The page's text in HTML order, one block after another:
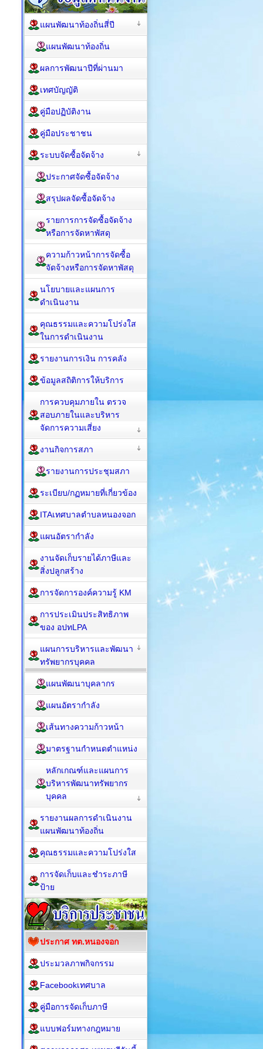
แผนพัฒนาท้องถิ่นสี่ปี
แผนพัฒนาท้องถิ่น
ผลการพัฒนาปีที่ผ่านมา
เทศบัญญัติ
คู่มือปฏิบัติงาน
คู่มือประชาชน
ระบบจัดซื้อจัดจ้าง
ประกาศจัดซื้อจัดจ้าง
สรุปผลจัดซื้อจัดจ้าง
รายการการจัดซื้อจัดจ้าง
หรือการจัดหาพัสดุ
ความก้าวหน้าการจัดซื้อ
จัดจ้างหรือการจัดหาพัสดุ
นโยบายและแผนการ
ดำเนินงาน
คุณธรรมและความโปร่งใส
ในการดำเนินงาน
รายงานการเงิน การคลัง
ข้อมูลสถิติการให้บริการ
การควบคุมภายใน ตรวจ
สอบภายในและบริหาร
จัดการความเสี่ยง
งานกิจการสภา
รายงานการประชุมสภา
ระเบียบ/กฏหมายที่เกี่ยวข้อง
ITAเทศบาลตำบลหนองจอก
แผนอัตรากำลัง
งานจัดเก็บรายได้ภาษีและ
สิ่งปลูกสร้าง
การจัดการองค์ความรู้ KM
การประเมินประสิทธิภาพ
ของ อปทLPA
แผนการบริหารและพัฒนา
ทรัพยากรบุคคล
แผนพัฒนาบุคลากร
แผนอัตรากำลัง
เส้นทางความก้าวหน้า
มาตรฐานกำหนดตำแหน่ง
หลักเกณฑ์และแผนการ
บริหารพัฒนาทรัพยากร
บุคคล
รายงานผลการดำเนินงาน
แผนพัฒนาท้องถิ่น
คุณธรรมและความโปร่งใส
การจัดเก็บและชำระภาษี
ป้าย
ประกาศ ทต.หนองจอก
ประมวลภาพกิจกรรม
Facebookเทศบาล
คู่มือการจัดเก็บภาษี
แบบฟอร์มทางกฎหมาย